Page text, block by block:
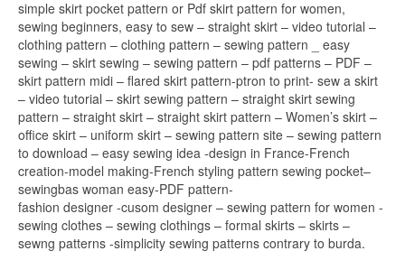
simple skirt pocket pattern or Pdf skirt pattern for women,
sewing beginners, easy to sew – straight skirt – video tutorial –
clothing pattern – clothing pattern – sewing pattern _ easy
sewing – skirt sewing – sewing pattern – pdf patterns – PDF –
skirt pattern midi – flared skirt pattern-ptron to print- sew a skirt
– video tutorial – skirt sewing pattern – straight skirt sewing
pattern – straight skirt – straight skirt pattern – Women’s skirt –
office skirt – uniform skirt – sewing pattern site – sewing pattern
to download – easy sewing idea -design in France-French
creation-model making-French styling pattern sewing pocket–
sewingbas woman easy-PDF pattern-
fashion designer -cusom designer – sewing pattern for women -
sewing clothes – sewing clothings – formal skirts – skirts –
sewng patterns -simplicity sewing patterns contrary to burda.